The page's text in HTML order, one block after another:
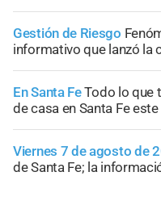
Gestión de Riesgo
informativo que lanzó la
En Santa FeTodo lo que
de casa en Santa Fe
Viernes 7 de agosto de
de Santa Fe; la